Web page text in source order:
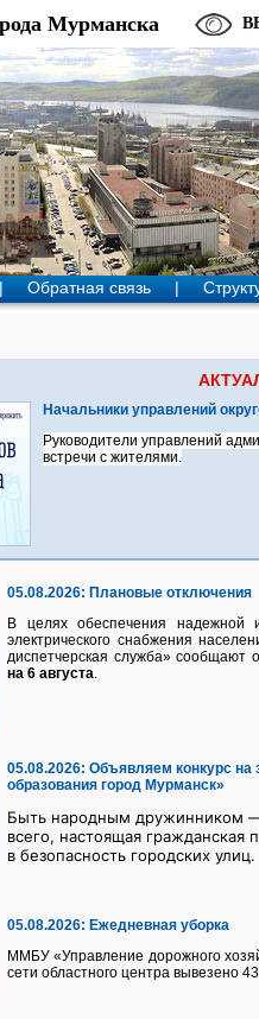
Мурманска
| Обратная связь |
Начальники управлений
Руководители управлений
встречи с жителями.
05.08.2026: Плановые отключения
В целях обеспечения надежной
электрического снабжения
диспетчерская служба» сообщают
на 6 августа.
05.08.2026: Объявляем конкурс на
образования город Мурманск»
Быть народным дружинником —
всего, настоящая гражданская
в безопасность городских улиц.
05.08.2026: Ежедневная уборка
ММБУ «Управление дорожного
сети областного центра вывезено